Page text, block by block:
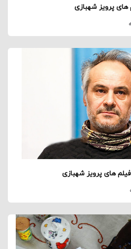
های پرویز شهبازی
های پرویز شهبازی